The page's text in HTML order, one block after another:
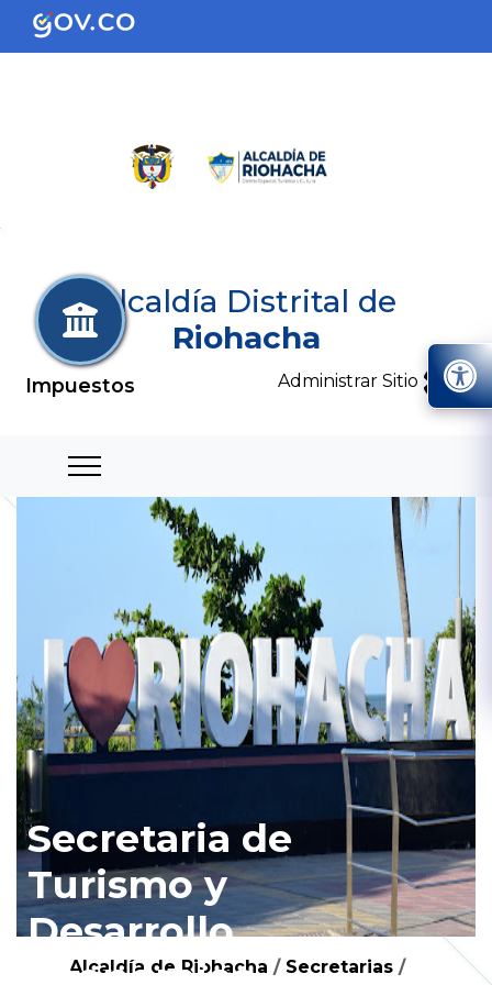
Alcaldía Distrital de
Riohacha
Administrar Sitio
Secretaria de
Turismo y
Desarrollo
Alcaldía de Riohacha / Secretarias /
Impuestos